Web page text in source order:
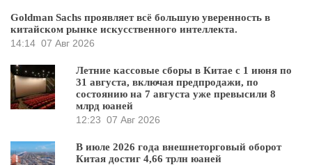
Goldman Sachs проявляет всё большую уверенность в
китайском рынке искусственного интеллекта.
14:14 07 Авг 2026
Летние кассовые сборы в Китае с 1 июня по
31 августа, включая предпродажи, по
состоянию на 7 августа уже превысили 8
млрд юаней
12:23 07 Авг 2026
В июле 2026 года внешнеторговый оборот
Китая достиг 4,66 трлн юаней